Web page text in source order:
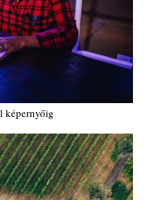
képernyőig